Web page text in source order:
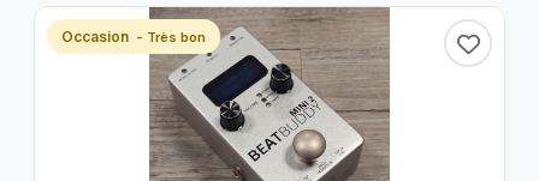
Occasion - Très bon